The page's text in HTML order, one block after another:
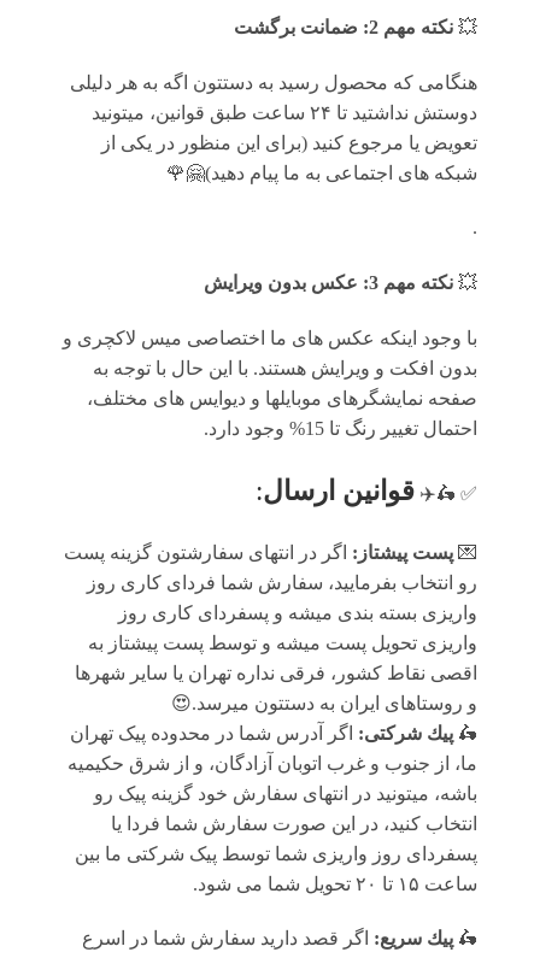
💥 نکته مهم 2: ضمانت برگشت
هنگامی که محصول رسید به دستتون اگه به هر دلیلی
دوستش نداشتید تا ۲۴ ساعت طبق قوانین، میتونید
تعویض یا مرجوع کنید (برای این منظور در یکی از
شبکه های اجتماعی به ما پیام دهید)🤗🌹
.
💥 نکته مهم 3: عکس بدون ویرایش
با وجود اینکه عکس های ما اختصاصی میس لاکچری و
بدون افکت و ویرایش هستند. با این حال با توجه به
صفحه نمایشگرهای موبایلها و دیوایس های مختلف،
احتمال تغییر رنگ تا 15% وجود دارد.
✅ 🛵✈️ قوانين ارسال:
💌 پست پیشتاز: اگر در انتهای سفارشتون گزینه پست
رو انتخاب بفرمایید، سفارش شما فردای کاری روز
واریزی بسته بندی میشه و پسفردای کاری روز
واریزی تحویل پست میشه و توسط پست پیشتاز به
اقصی نقاط کشور، فرقی نداره تهران یا سایر شهرها
و روستاهای ایران به دستتون میرسد.😍
🛵 پيك شرکتی: اگر آدرس شما در محدوده پیک تهران
ما، از جنوب و غرب اتوبان آزادگان، و از شرق حکیمیه
باشه، میتونید در انتهای سفارش خود گزینه پیک رو
انتخاب کنید، در این صورت سفارش شما فردا یا
پسفردای روز واريزى شما توسط پیک شرکتی ما بين
ساعت ۱۵ تا ٢٠ تحويل شما مى شود.
🛵 پيك سریع: اگر قصد دارید سفارش شما در اسرع